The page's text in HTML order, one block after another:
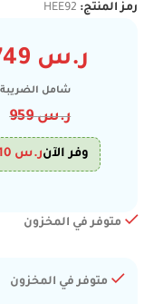
رمز المنتج: HEE92
ر.س
شامل الضريبة
ر.س959
وفر الآنر.س 210
متوفر في المخزون
متوفر في المخزون